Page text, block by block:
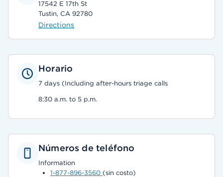
17542 E 17th St
Tustin, CA 92780
Directions
Horario
7 days (Including after-hours triage calls
8:30 a.m. to 5 p.m.
Números de teléfono
Information
1-877-896-3560 (sin costo)